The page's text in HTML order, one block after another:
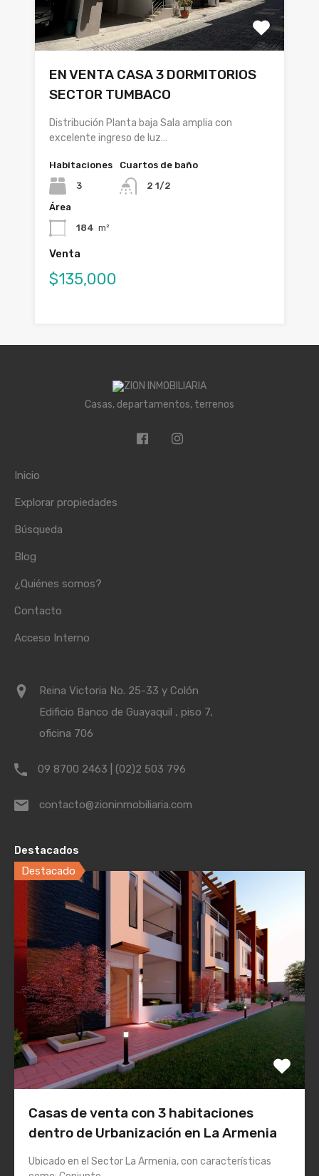
EN VENTA CASA 3 DORMITORIOS
SECTOR TUMBACO
Distribución Planta baja Sala amplia con
excelente ingreso de luz…
Habitaciones
3
Cuartos de baño
2 1/2
Área
184 m²
Venta
$135,000
Casas, departamentos, terrenos
Inicio
Explorar propiedades
Búsqueda
Blog
¿Quiénes somos?
Contacto
Acceso Interno
Reina Victoria No. 25-33 y Colón
Edificio Banco de Guayaquil , piso 7,
oficina 706
09 8700 2463 | (02)2 503 796
contacto@zioninmobiliaria.com
Destacados
Destacado
Casas de venta con 3 habitaciones
dentro de Urbanización en La Armenia
Ubicado en el Sector La Armenia, con características